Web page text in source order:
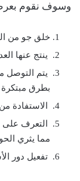
وسوف نقوم
خلق جو من
ينتج عنها
يتم التوصل
بطرق مبتكرة
الاستفادة
التعرف على
مما يثري
تفعيل دور